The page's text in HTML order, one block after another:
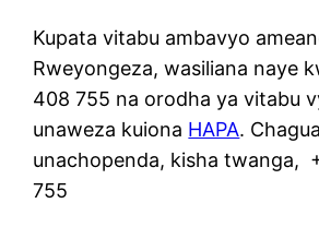
Kupata vitabu ambavyo
Rweyongeza, wasiliana naye
408 755 na orodha ya vitabu
unaweza kuiona HAPA. Chagua
unachopenda, kisha twanga,
755